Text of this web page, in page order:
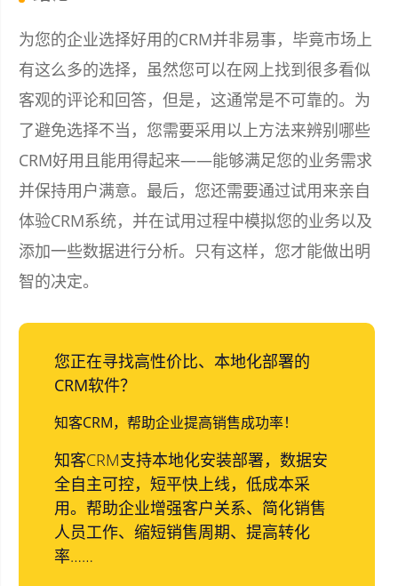
为您的企业选择好用的CRM并非易事，毕竟市场上
有这么多的选择，虽然您可以在网上找到很多看似
客观的评论和回答，但是，这通常是不可靠的。为
了避免选择不当，您需要采用以上方法来辨别哪些
CRM好用且能用得起来——能够满足您的业务需求
并保持用户满意。最后，您还需要通过试用来亲自
体验CRM系统，并在试用过程中模拟您的业务以及
添加一些数据进行分析。只有这样，您才能做出明
智的决定。
您正在寻找高性价比、本地化部署的
CRM软件？
知客CRM，帮助企业提高销售成功率！
知客CRM支持本地化安装部署，数据安
全自主可控，短平快上线，低成本采
用。帮助企业增强客户关系、简化销售
人员工作、缩短销售周期、提高转化
率……